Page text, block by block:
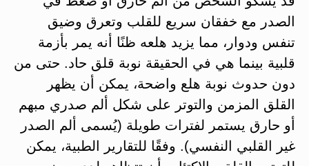
الصدر مع خفقان سريع للقلب وتعرق وضيق
تنفس ودوار، مما يزيد هلعه ظنًا أنه يمر بأزمة
قلبية بينما هي في الحقيقة نوبة قلق حاد. حتى من
دون حدوث نوبة هلع واضحة، يمكن أن يظهر
القلق المزمن والتوتر على شكل ألم صدري مبهم
أو حارق يستمر لفترات طويلة (يُسمى ألم الصدر
غير القلبي النفسي). وفقًا للتقارير الطبية، يمكن